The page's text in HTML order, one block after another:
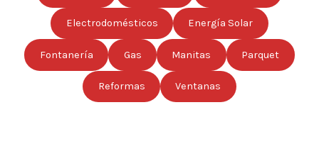
Electrodomésticos Energía Solar
Fontanería Gas Manitas Parquet
Reformas Ventanas